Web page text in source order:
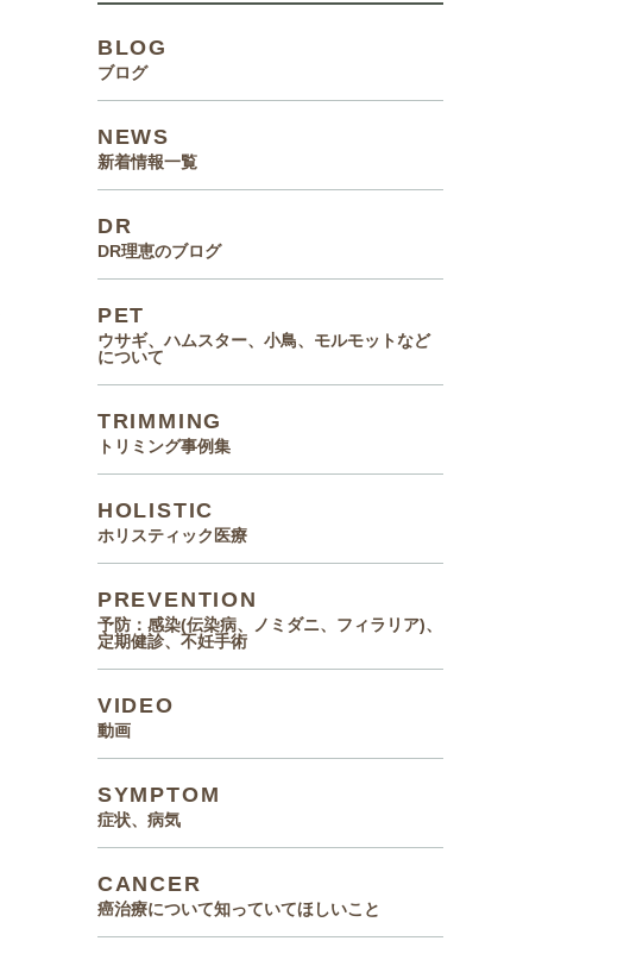
BLOG
ブログ
NEWS
新着情報一覧
DR
DR理恵のブログ
PET
ウサギ、ハムスター、小鳥、モルモットなど
について
TRIMMING
トリミング事例集
HOLISTIC
ホリスティック医療
PREVENTION
予防：感染(伝染病、ノミダニ、フィラリア)、
定期健診、不妊手術
VIDEO
動画
SYMPTOM
症状、病気
CANCER
癌治療について知っていてほしいこと